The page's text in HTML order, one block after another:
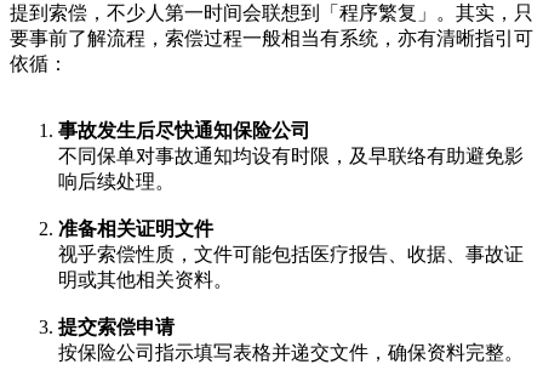
提到索偿，不少人第一时间会联想到「程序繁复」。其实，只
要事前了解流程，索偿过程一般相当有系统，亦有清晰指引可
依循：
事故发生后尽快通知保险公司
不同保单对事故通知均设有时限，及早联络有助避免影
响后续处理。
准备相关证明文件
视乎索偿性质，文件可能包括医疗报告、收据、事故证
明或其他相关资料。
提交索偿申请
按保险公司指示填写表格并递交文件，确保资料完整。